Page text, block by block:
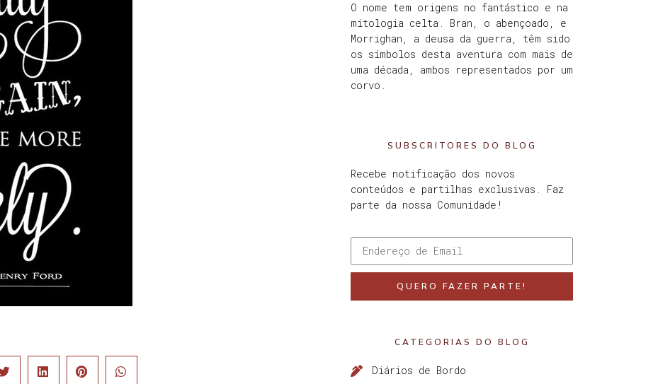
O nome tem origens no fantástico e na
mitologia celta. Bran, o abençoado, e
Morrighan, a deusa da guerra, têm sido
os símbolos desta aventura com mais de
uma década, ambos representados por um
corvo.
SUBSCRITORES DO BLOG
Recebe notificação dos novos
conteúdos e partilhas exclusivas. Faz
parte da nossa Comunidade!
QUERO FAZER PARTE!
CATEGORIAS DO BLOG
Diários de Bordo